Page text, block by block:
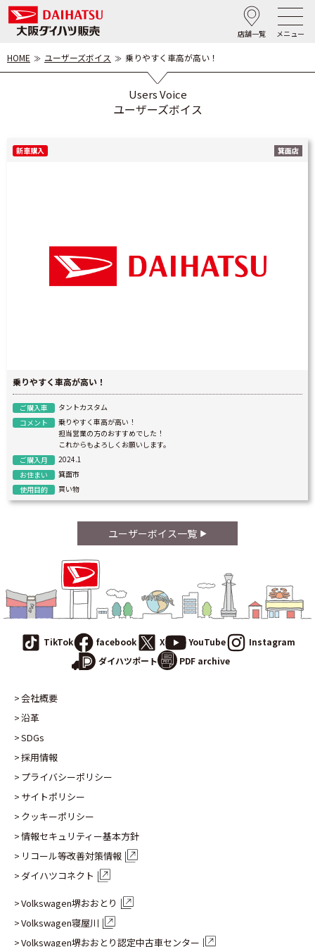
店舗一覧 メニュー
HOME ユーザーズボイス 乗りやすく車高が高い！
Users Voice
ユーザーズボイス
新車購入 箕面店
乗りやすく車高が高い！
ご購入車
タントカスタム
コメント
乗りやすく車高が高い！
担当営業の方のおすすめでした！
これからもよろしくお願いします。
ご購入月
2024.1
お住まい
箕面市
使用目的
買い物
ユーザーボイス一覧
TikTok facebook X YouTube
Instagram
ダイハツポート
PDF archive
会社概要
沿革
SDGs
採用情報
プライバシーポリシー
サイトポリシー
クッキーポリシー
情報セキュリティー基本方針
リコール等改善対策情報
ダイハツコネクト
Volkswagen堺おおとり
Volkswagen寝屋川
Volkswagen堺おおとり認定中古車センター